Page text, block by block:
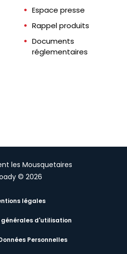
Espace presse
Rappel produits
Documents
réglementaires
les Mousquetaires
© 2026
légales
générales d'utilisation
Personnelles